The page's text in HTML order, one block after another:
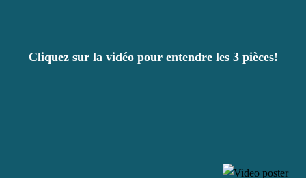
Cliquez sur la vidéo pour entendre les 3 pièces!